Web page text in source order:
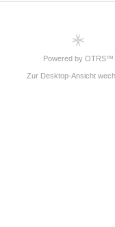
Powered by OTRS™
Zur Desktop-Ansicht